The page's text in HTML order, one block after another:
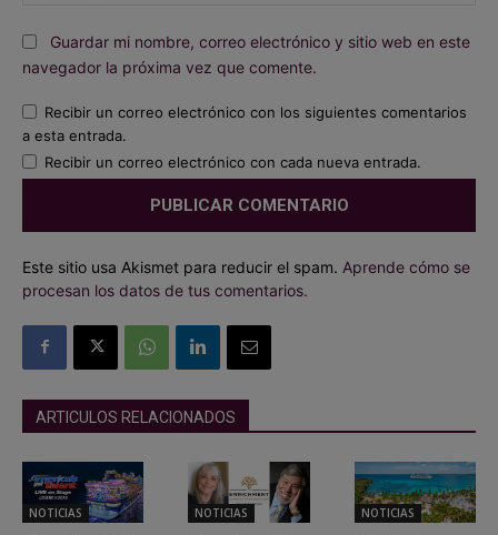
Guardar mi nombre, correo electrónico y sitio web en este
navegador la próxima vez que comente.
Recibir un correo electrónico con los siguientes comentarios
a esta entrada.
Recibir un correo electrónico con cada nueva entrada.
Este sitio usa Akismet para reducir el spam. Aprende cómo se
procesan los datos de tus comentarios.
ARTICULOS RELACIONADOS
NOTICIAS NOTICIAS NOTICIAS